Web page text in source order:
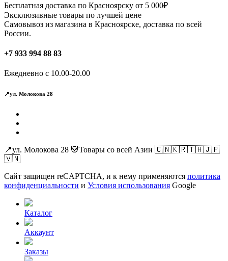
Бесплатная доставка по Красноярску от 5 000₽
Эксклюзивные товары по лучшей цене
Самовывоз из магазина в Красноярске, доставка по всей
России.
+7 933 994 88 83
Ежедневно с 10.00-20.00
📍ул. Молокова 28
📍ул. Молокова 28 🐼Товары со всей Азии 🇨🇳🇰🇷🇹🇭🇯🇵
🇻🇳
Сайт защищен reCAPTCHA, и к нему применяются политика
конфиденциальности и Условия использования Google
Каталог
Аккаунт
Заказы